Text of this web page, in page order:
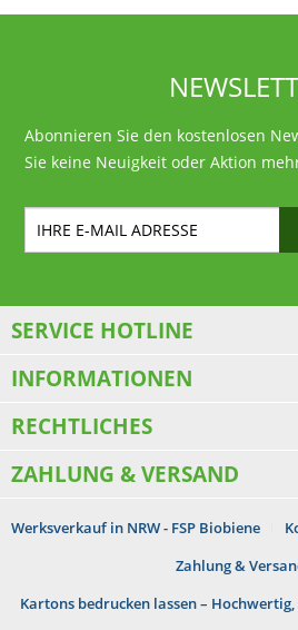
Abonnieren Sie den kostenlosen
Sie keine Neuigkeit oder Aktion
SERVICE HOTLINE
INFORMATIONEN
RECHTLICHES
ZAHLUNG & VERSAND
Werksverkauf in NRW - FSP Biobiene
Zahlung &
Kartons bedrucken lassen –